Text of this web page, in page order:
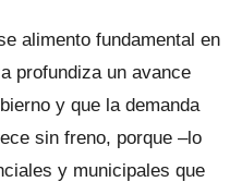
alimento fundamental en
profundiza un avance
y que la demanda
sin freno, porque –lo
y municipales que